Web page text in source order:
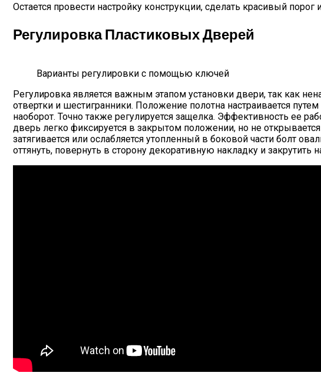
Остается провести настройку конструкции, сделать красивый порог
Регулировка Пластиковых Дверей
Варианты регулировки с помощью ключей
Регулировка является важным этапом установки двери, так как
отвертки и шестигранники. Положение полотна настраивается
наоборот. Точно также регулируется защелка. Эффективность ее
дверь легко фиксируется в закрытом положении, но не
затягивается или ослабляется утопленный в боковой части болт
оттянуть, повернуть в сторону декоративную накладку и закрутить